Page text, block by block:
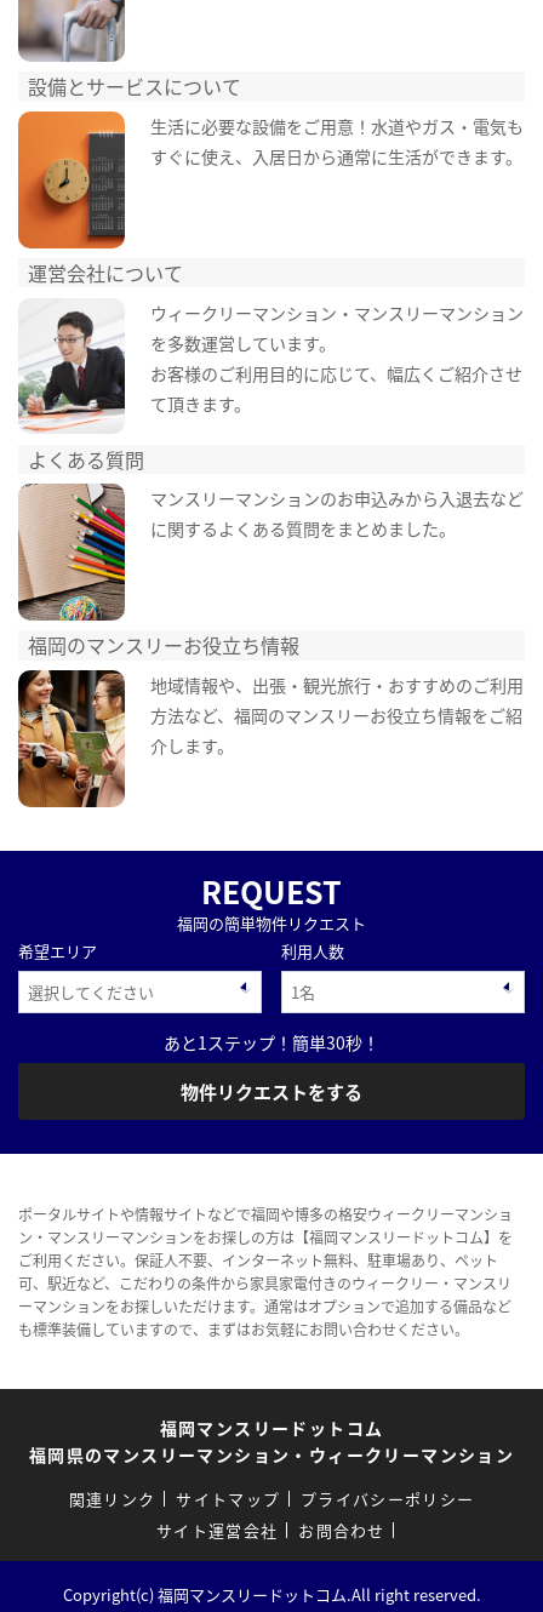
設備とサービスについて
生活に必要な設備をご用意！水道やガス・電気も
すぐに使え、入居日から通常に生活ができます。
運営会社について
ウィークリーマンション・マンスリーマンション
を多数運営しています。
お客様のご利用目的に応じて、幅広くご紹介させ
て頂きます。
よくある質問
マンスリーマンションのお申込みから入退去など
に関するよくある質問をまとめました。
福岡のマンスリーお役立ち情報
地域情報や、出張・観光旅行・おすすめのご利用
方法など、福岡のマンスリーお役立ち情報をご紹
介します。
REQUEST
福岡の簡単物件リクエスト
希望エリア
利用人数
あと1ステップ！簡単30秒！
物件リクエストをする
ポータルサイトや情報サイトなどで福岡や博多の格安ウィークリーマンショ
ン・マンスリーマンションをお探しの方は【福岡マンスリードットコム】を
ご利用ください。保証人不要、インターネット無料、駐車場あり、ペット
可、駅近など、こだわりの条件から家具家電付きのウィークリー・マンスリ
ーマンションをお探しいただけます。通常はオプションで追加する備品など
も標準装備していますので、まずはお気軽にお問い合わせください。
福岡マンスリードットコム
福岡県のマンスリーマンション・ウィークリーマンション
関連リンク サイトマップ
プライバシーポリシー
サイト運営会社
お問合わせ
Copyright(c) 福岡マンスリードットコム.All right reserved.